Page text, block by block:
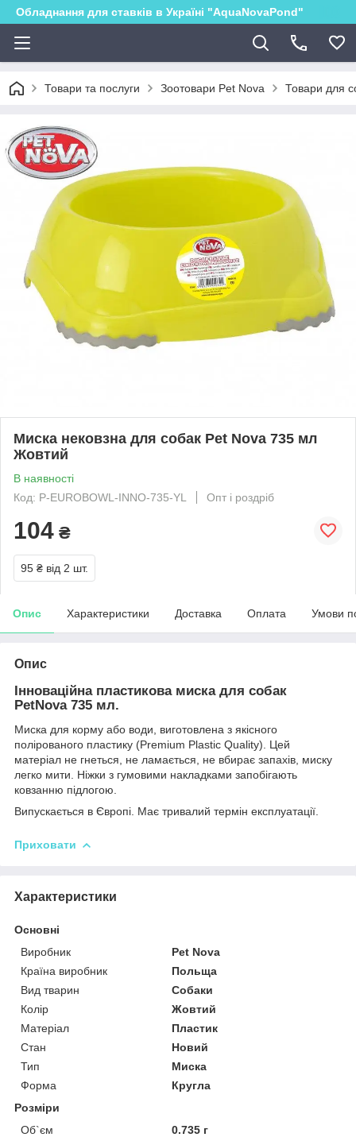
Обладнання для ставків в Україні "AquaNovaPond"
Товари та послуги Зоотовари Pet Nova Товари для
Миска нековзна для собак Pet Nova 735 мл
Жовтий
В наявності
Код: P-EUROBOWL-INNO-735-YL
Опт і роздріб
104 ₴
95 ₴ від 2 шт.
Опис Характеристики Доставка Оплата Умови
Опис
Інноваційна пластикова миска для собак
PetNova 735 мл.
Миска для корму або води, виготовлена з якісного
полірованого пластику (Premium Plastic Quality). Цей
матеріал не гнеться, не ламається, не вбирає запахів, миску
легко мити. Ніжки з гумовими накладками запобігають
ковзанню підлогою.
Випускається в Європі. Має тривалий термін експлуатації.
Приховати
Характеристики
Основні
Виробник
Pet Nova
Країна виробник
Польща
Вид тварин
Собаки
Колір
Жовтий
Матеріал
Пластик
Стан
Новий
Тип
Миска
Форма
Кругла
Розміри
Об`єм
0.735 г